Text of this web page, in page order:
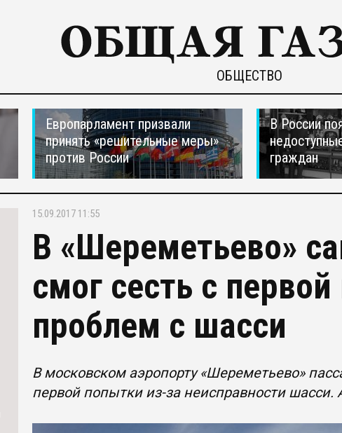
ОБЩЕСТВО
Европарламент призвали
принять «решительные меры»
против России
В России
граждан
15.09.2017 11:55
В «Шереметьево»
смог сесть с
проблем с шасси
В московском аэропорту «Шереметьево»
первой попытки из-за неисправности